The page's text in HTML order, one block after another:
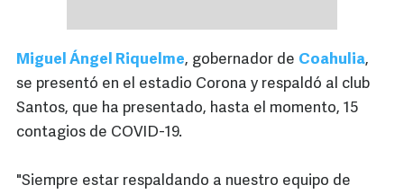
Miguel Ángel Riquelme, gobernador de Coahulia,
se presentó en el estadio Corona y respaldó al club
Santos, que ha presentado, hasta el momento, 15
contagios de COVID-19.
"Siempre estar respaldando a nuestro equipo de